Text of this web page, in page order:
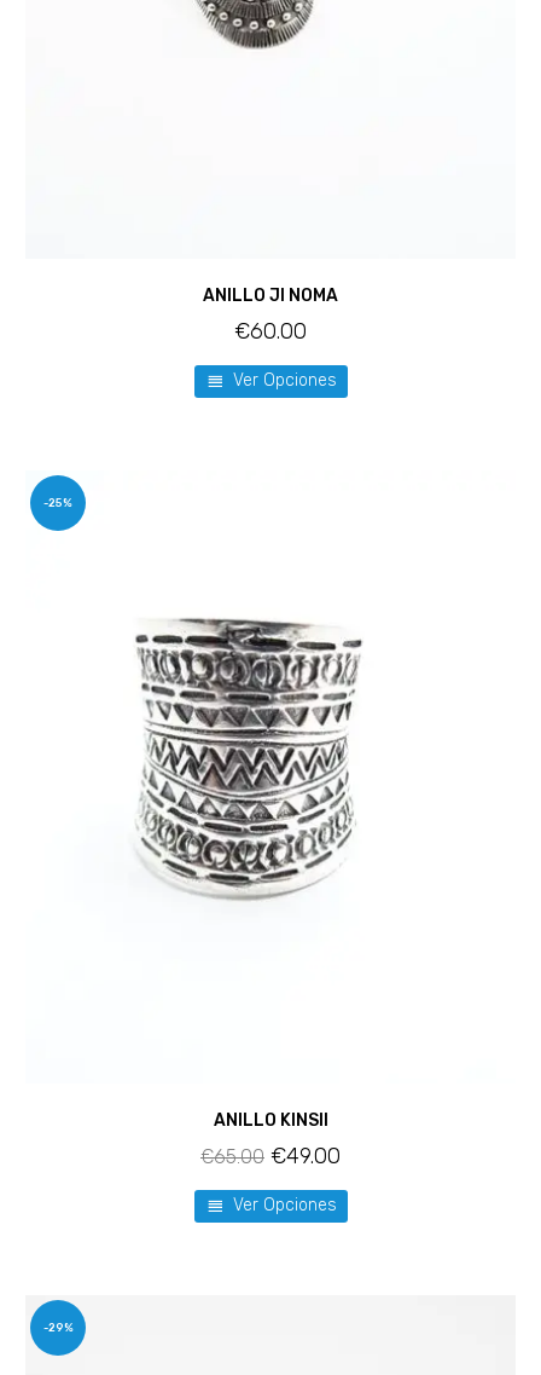
ANILLO JI NOMA
€60.00
Ver Opciones
-25%
ANILLO KINSII
€65.00 €49.00
Ver Opciones
-29%